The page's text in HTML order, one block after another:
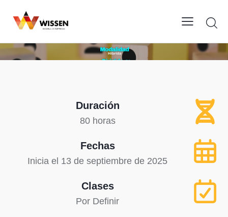
Duración
80 horas
Fechas
Inicia el 13 de septiembre de 2025
Clases
Por Definir